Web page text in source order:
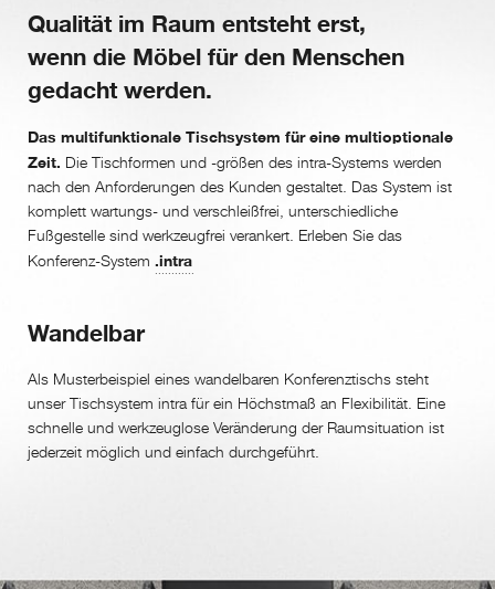
Qualität im Raum entsteht erst,
wenn die Möbel für den Menschen
gedacht werden.
Das multifunktionale Tischsystem für eine multioptionale
Zeit. Die Tischformen und -größen des intra-Systems werden
nach den Anforderungen des Kunden gestaltet. Das System ist
komplett wartungs- und verschleißfrei, unterschiedliche
Fußgestelle sind werkzeugfrei verankert. Erleben Sie das
Konferenz-System .intra
Wandelbar
Als Musterbeispiel eines wandelbaren Konferenztischs steht
unser Tischsystem intra für ein Höchstmaß an Flexibilität. Eine
schnelle und werkzeuglose Veränderung der Raumsituation ist
jederzeit möglich und einfach durchgeführt.